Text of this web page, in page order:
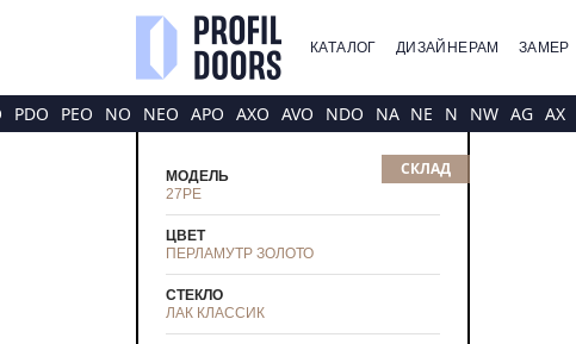
КАТАЛОГ ДИЗАЙНЕРАМ ЗАМЕР
PDO PEO NO NEO APO AXO AVO NDO NA NE N NW AG AX
СКЛАД
МОДЕЛЬ
27PE
ЦВЕТ
ПЕРЛАМУТР ЗОЛОТО
СТЕКЛО
ЛАК КЛАССИК